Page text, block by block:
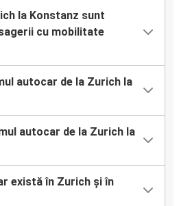
la Konstanz sunt
cu mobilitate
autocar de la Zurich la
autocar de la Zurich la
există în Zurich și în